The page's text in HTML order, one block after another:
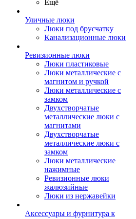
Ещё
Уличные люки
Люки под брусчатку
Канализационные люки
Ревизионные люки
Люки пластиковые
Люки металлические с
магнитом и ручкой
Люки металлические с
замком
Двухстворчатые
металлические люки с
магнитами
Двухстворчатые
металлические люки с
замком
Люки металлические
нажимные
Ревизионные люки
жалюзийные
Люки из нержавейки
Аксессуары и фурнитура к